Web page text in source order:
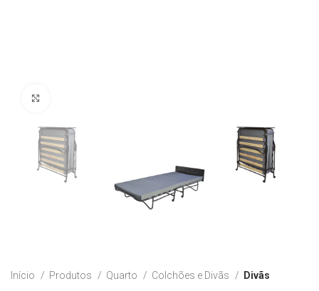
Início Produtos Quarto Colchões e Divãs Divãs